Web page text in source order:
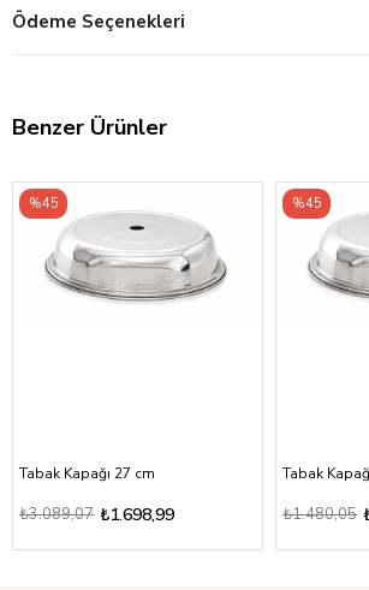
Ödeme Seçenekleri
Benzer Ürünler
Tabak Kapağı 27 cm
₺1.698,99
₺3.089,07
%45
Tabak
₺1.480,05
%45